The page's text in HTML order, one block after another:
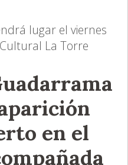
lugar el viernes
La Torre
en el